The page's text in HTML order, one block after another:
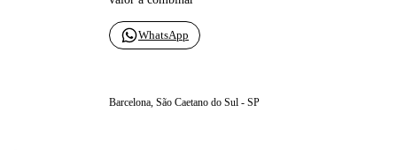
WhatsApp
Barcelona, São Caetano do Sul - SP